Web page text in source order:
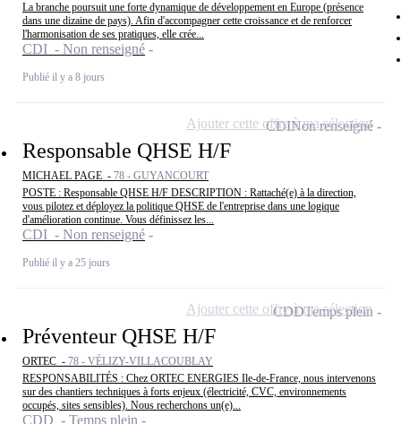
La branche poursuit une forte dynamique de développement en Europe (présence
dans une dizaine de pays). Afin d'accompagner cette croissance et de renforcer
l'harmonisation de ses pratiques, elle crée...
CDI - Non renseigné
Publié il y a 8 jours
Responsable QHSE H/F
MICHAEL PAGE - 78 - GUYANCOURT
POSTE : Responsable QHSE H/F DESCRIPTION : Rattaché(e) à la direction,
vous pilotez et déployez la politique QHSE de l'entreprise dans une logique
d'amélioration continue. Vous définissez les...
CDI - Non renseigné
Publié il y a 25 jours
CDINon renseigné
Ajouter cette offre à ma sélection
Préventeur QHSE H/F
ORTEC - 78 - VÉLIZY-VILLACOUBLAY
RESPONSABILITÉS : Chez ORTEC ENERGIES Ile-de-France, nous intervenons
sur des chantiers techniques à forts enjeux (électricité, CVC, environnements
occupés, sites sensibles). Nous recherchons un(e)...
CDD - Temps plein
CDDTemps plein
Ajouter cette offre à ma sélection